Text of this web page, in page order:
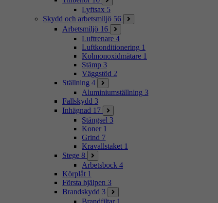
Lyftsax 5
Skydd och arbetsmiljö 56
Arbetsmiljö 16
Luftrenare 4
Luftkonditionering 1
Kolmonoxidmätare 1
Stämp 3
Väggstöd 2
Ställning 4
Aluminiumställning 3
Fallskydd 3
Inhägnad 17
Stängsel 3
Koner 1
Grind 7
Kravallstaket 1
Stege 8
Arbetsbock 4
Körplåt 1
Första hjälpen 3
Brandskydd 3
Brandfiltar 1